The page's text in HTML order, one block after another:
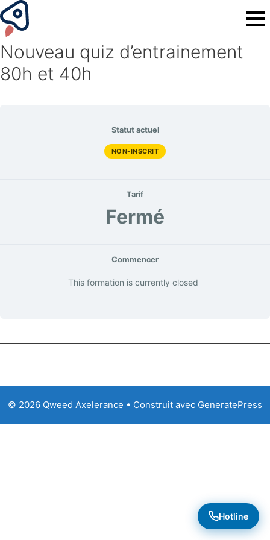
Nouveau quiz d’entrainement
80h et 40h
Statut actuel
NON-INSCRIT
Tarif
Fermé
Commencer
This formation is currently closed
© 2026 Qweed Axelerance • Construit avec GeneratePress
Hotline